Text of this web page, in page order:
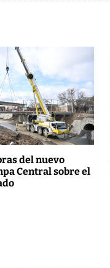
del nuevo
Central sobre el